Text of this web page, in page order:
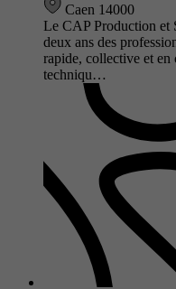
Caen 14000
Le CAP Production et
deux ans des
rapide, collective et en
techniqu…